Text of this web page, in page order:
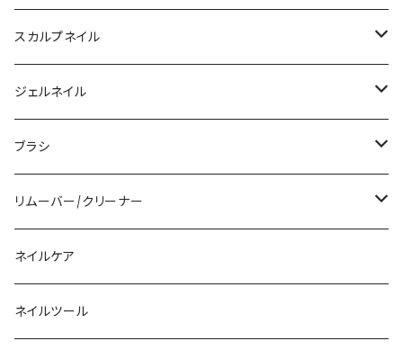
スカルプネイル
アクリルジェル
アクリルリキッド
その他ツール
ジェルネイル
トップジェル
ベースジェル
ファンクションジェル
カラージェル
ブラシ
ジェルブラシ
アクリルブラシ
マグネット
リムーバー/クリーナー
リムーバー
クリーナー
ネイルケア
ネイルツール